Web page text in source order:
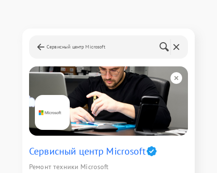
Сервисный центр Microsoft
Сервисный центр Microsoft
Ремонт техники Microsoft